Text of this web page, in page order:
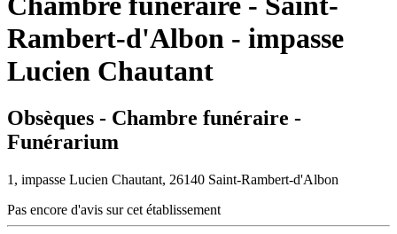
Rambert-d'Albon - impasse
Lucien Chautant
Obsèques - Chambre funéraire -
Funérarium
1, impasse Lucien Chautant, 26140 Saint-Rambert-d'Albon
Pas encore d'avis sur cet établissement